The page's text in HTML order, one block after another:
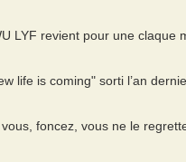
LYF revient pour une claque
life is coming" sorti l’an
foncez, vous ne le